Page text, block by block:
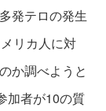
発テロの発生
リカ人に対
か調べようと
加者が10の質